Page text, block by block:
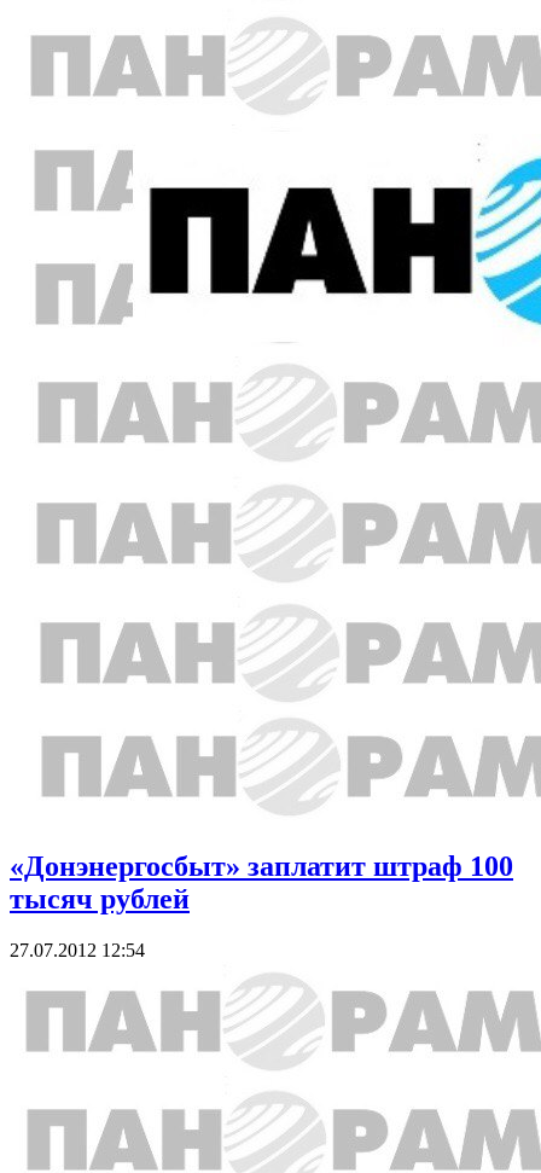
«Донэнергосбыт» заплатит штраф 100
тысяч рублей
27.07.2012 12:54